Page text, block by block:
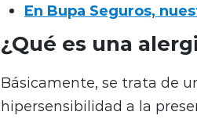
En Bupa Seguros,
¿Qué es una
Básicamente, se trata de
hipersensibilidad a la